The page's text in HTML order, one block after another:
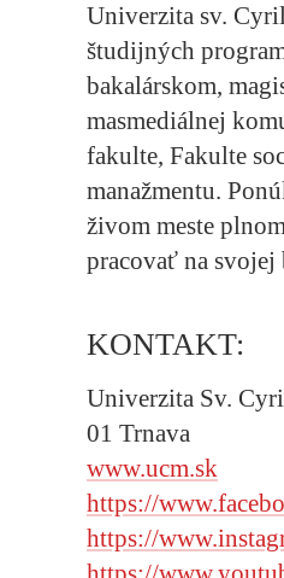
Univerzita sv.
študijných
bakalárskom,
masmediálnej
fakulte, Fakulte
manažmentu.
živom meste
pracovať na svojej
KONTAKT:
Univerzita Sv.
01 Trnava
www.ucm.sk
https://www.
https://